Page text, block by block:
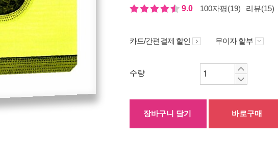
9.0
100자평(19) 리뷰(15)
카드/간편결제 할인 무이자 할부
수량
장바구니 담기 바로구매